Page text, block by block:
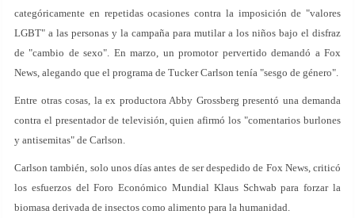
categóricamente en repetidas ocasiones contra la imposición de "valores
LGBT" a las personas y la campaña para mutilar a los niños bajo el disfraz
de "cambio de sexo". En marzo, un promotor pervertido demandó a Fox
News, alegando que el programa de Tucker Carlson tenía "sesgo de género".
Entre otras cosas, la ex productora Abby Grossberg presentó una demanda
contra el presentador de televisión, quien afirmó los "comentarios burlones
y antisemitas" de Carlson.
Carlson también, solo unos días antes de ser despedido de Fox News, criticó
los esfuerzos del Foro Económico Mundial Klaus Schwab para forzar la
biomasa derivada de insectos como alimento para la humanidad.